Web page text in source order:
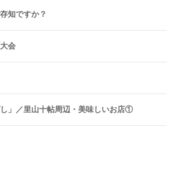
知ですか？
会
」／里山十帖周辺・美味しいお店①